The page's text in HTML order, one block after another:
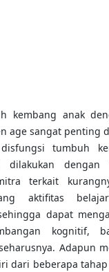
kembang anak
age sangat penting
disfungsi tumbuh
dilakukan dengan
terkait
aktifitas
dapat
kognitif,
Adapun
dari beberapa